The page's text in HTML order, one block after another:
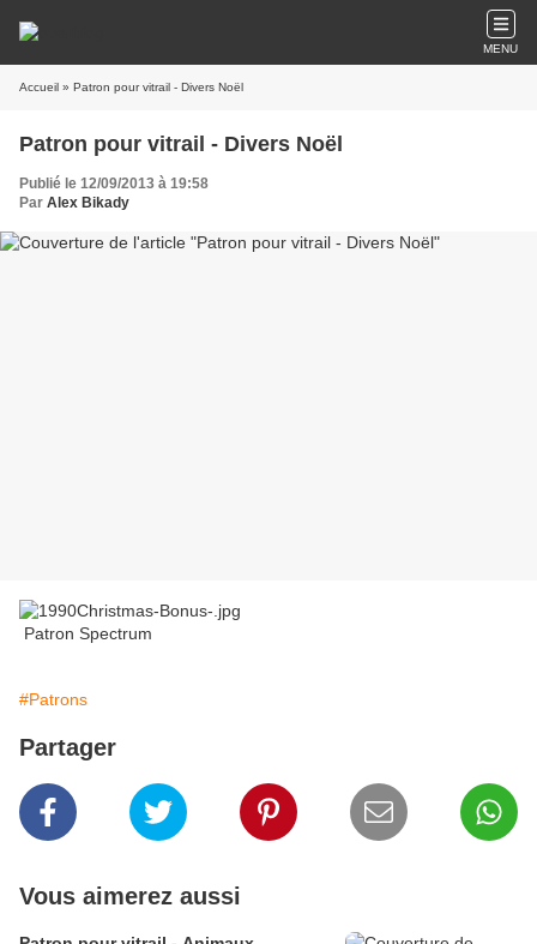
MENU
Accueil » Patron pour vitrail - Divers Noël
Patron pour vitrail - Divers Noël
Publié le 12/09/2013 à 19:58
Par Alex Bikady
Patron Spectrum
#Patrons
Partager
Vous aimerez aussi